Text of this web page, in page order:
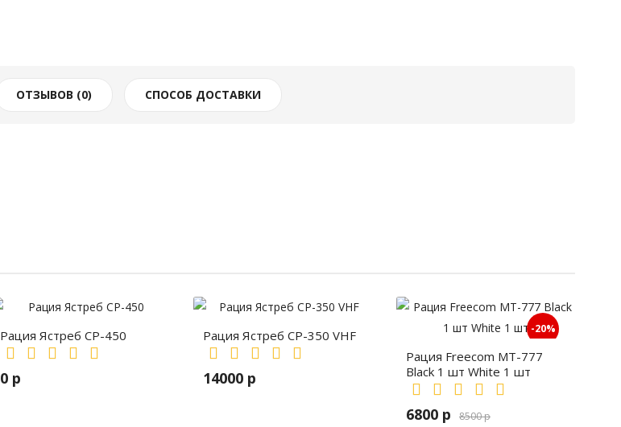
ОТЗЫВОВ (0) СПОСОБ ДОСТАВКИ
Рация Ястреб СР-450
0 р
Рация Ястреб СР-350 VHF
14000 р
-20%
Рация Freecom MT-777
Black 1 шт White 1 шт
6800 р 8500 р